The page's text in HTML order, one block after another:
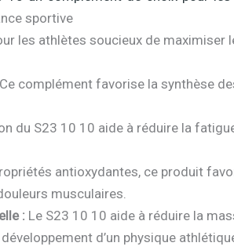
sportive
les athlètes soucieux de maximiser
Ce complément favorise la synthèse
du S23 10 10 aide à réduire la
antioxydantes, ce produit
musculaires.
: Le S23 10 10 aide à réduire la
d’un physique